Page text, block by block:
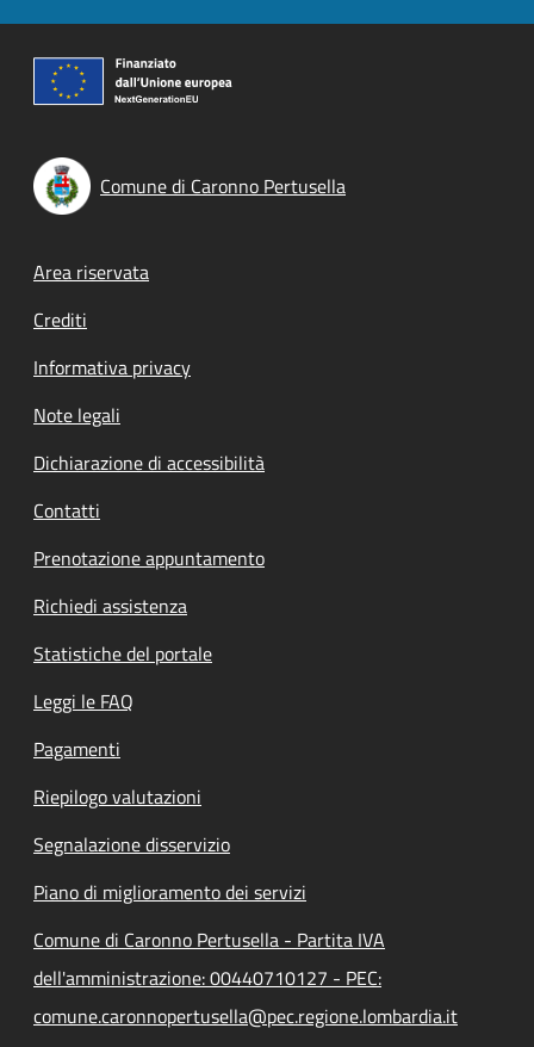
Comune di Caronno Pertusella
Footer menu
Area riservata
Crediti
Informativa privacy
Note legali
Dichiarazione di accessibilità
Contatti
Prenotazione appuntamento
Richiedi assistenza
Statistiche del portale
Leggi le FAQ
Pagamenti
Riepilogo valutazioni
Segnalazione disservizio
Piano di miglioramento dei servizi
Comune di Caronno Pertusella - Partita IVA
dell'amministrazione: 00440710127 - PEC:
comune.caronnopertusella@pec.regione.lombardia.it